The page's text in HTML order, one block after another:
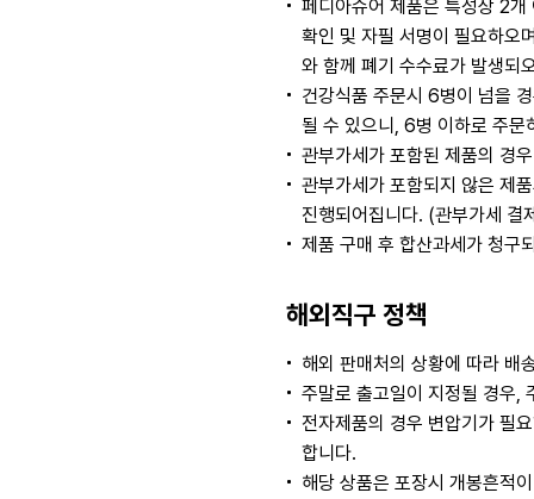
페디아슈어 제품은 특성상 2
확인 및 자필 서명이 필요하오
와 함께 폐기 수수료가 발생되
건강식품 주문시 6병이 넘을
될 수 있으니, 6병 이하로 주문
관부가세가 포함된 제품의 경
관부가세가 포함되지 않은 제
진행되어집니다. (관부가세 결
제품 구매 후 합산과세가 청구
해외직구 정책
해외 판매처의 상황에 따라 배
주말로 출고일이 지정될 경우,
전자제품의 경우 변압기가 필
합니다.
해당 상품은 포장시 개봉흔적